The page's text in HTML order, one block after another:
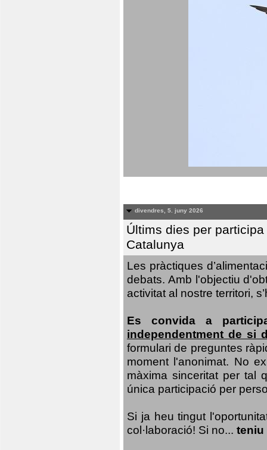
divendres, 5. juny 2026
Últims dies per
Catalunya
Les pràctiques
debats. Amb l'objectiu
activitat al nostre territori,
Es convida a
independentment de si
formulari de preguntes
moment l'anonimat. No
màxima sinceritat per tal
única participació per
Si ja heu tingut
col·laboració! Si no... teniu